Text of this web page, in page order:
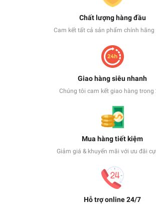
Chất lượng hàng đầu
Cam kết tất cả sản phẩm chính hãng
Giao hàng siêu nhanh
Chúng tôi cam kết giao hàng trong
Mua hàng tiết kiệm
Giảm giá & khuyến mãi với ưu đãi
Hỗ trợ online 24/7